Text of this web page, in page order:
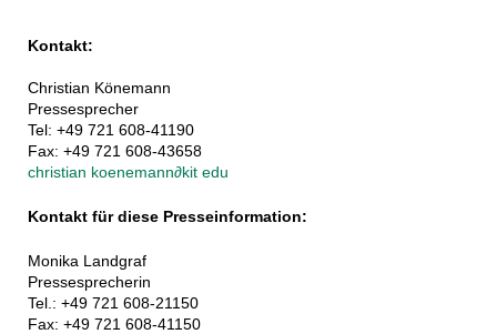
Kontakt:
Christian Könemann
Pressesprecher
Tel: +49 721 608-41190
Fax: +49 721 608-43658
christian koenemann∂kit edu
Kontakt für diese Presseinformation:
Monika Landgraf
Pressesprecherin
Tel.: +49 721 608-21150
Fax: +49 721 608-41150